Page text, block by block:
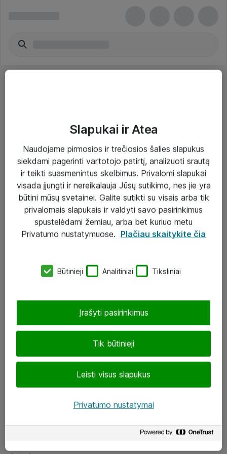
Paslaugos
Sprendimai
Įgyvendinti projektai
Atea ekspertų patarimai verslui
eShop@atea.lt
LinkedIn
Slapukai ir Atea
Naudojame pirmosios ir trečiosios šalies slapukus
siekdami pagerinti vartotojo patirtį, analizuoti srautą
ir teikti suasmenintus skelbimus. Privalomi slapukai
visada įjungti ir nereikalauja Jūsų sutikimo, nes jie yra
būtini mūsų svetainei. Galite sutikti su visais arba tik
privalomais slapukais ir valdyti savo pasirinkimus
spustelėdami žemiau, arba bet kuriuo metu
Privatumo nustatymuose. Plačiau skaitykite čia
Būtinieji Analitiniai Tiksliniai
Tik būtinieji
Leisti visus slapukus
Įrašyti pasirinkimus
Privatumo nustatymai